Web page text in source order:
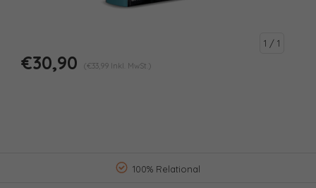
1 / 1
€30,90 (€33,99 Inkl. MwSt.)
100% Relational